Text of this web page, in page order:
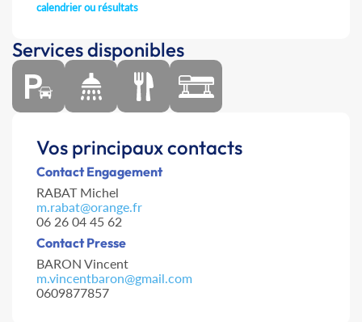
calendrier ou résultats
Services disponibles
Vos principaux contacts
Contact Engagement
RABAT Michel
m.rabat@orange.fr
06 26 04 45 62
Contact Presse
BARON Vincent
m.vincentbaron@gmail.com
0609877857